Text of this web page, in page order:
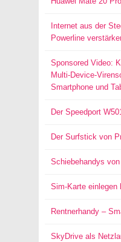
Internet aus der
Powerline
Sponsored Video:
Multi-Device-
Smartphone und
Der Speedport
Der Surfstick von
Schiebehandys
Sim-Karte einlegen
Rentnerhandy –
SkyDrive als